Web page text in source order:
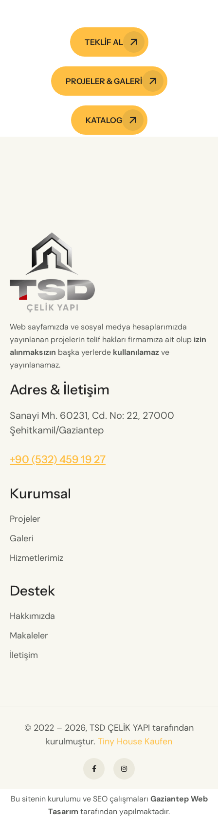
TEKLİF AL
PROJELER & GALERI
KATALOG
Web sayfamızda ve sosyal medya hesaplarımızda
yayınlanan projelerin telif hakları firmamıza ait olup izin
alınmaksızın başka yerlerde kullanılamazve
yayınlanamaz.
Adres & İletişim
Sanayi Mh. 60231, Cd. No: 22, 27000
Şehitkamil/Gaziantep
+90 (532) 459 19 27
Kurumsal
Projeler
Galeri
Hizmetlerimiz
Destek
Hakkımızda
Makaleler
İletişim
© 2022 – 2026, TSD ÇELİK YAPI tarafından
kurulmuştur. Tiny House Kaufen
Bu sitenin kurulumu veSEOçalışmaları Gaziantep Web
Tasarım tarafından yapılmaktadır.